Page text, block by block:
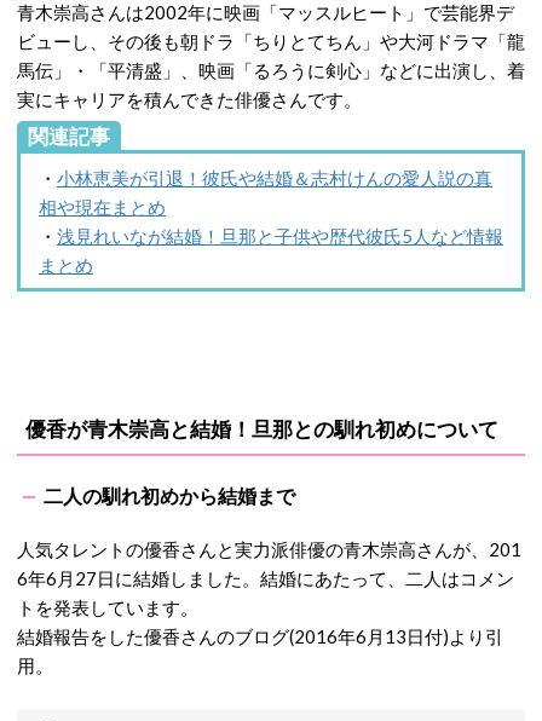
青木崇高さんは2002年に映画「マッスルヒート」で芸能界デ
ビューし、その後も朝ドラ「ちりとてちん」や大河ドラマ「龍
馬伝」・「平清盛」、映画「るろうに剣心」などに出演し、着
実にキャリアを積んできた俳優さんです。
関連記事
・ 小林恵美が引退！彼氏や結婚＆志村けんの愛人説の真
相や現在まとめ
・ 浅見れいなが結婚！旦那と子供や歴代彼氏5人など情報
まとめ
優香が青木崇高と結婚！旦那との馴れ初めについて
二人の馴れ初めから結婚まで
人気タレントの優香さんと実力派俳優の青木崇高さんが、201
6年6月27日に結婚しました。結婚にあたって、二人はコメン
トを発表しています。
結婚報告をした優香さんのブログ(2016年6月13日付)より引
用。